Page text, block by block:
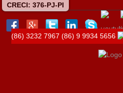
CRECI: 376-PJ-PI
(86) 3232 7967 (86) 9 9934 5656